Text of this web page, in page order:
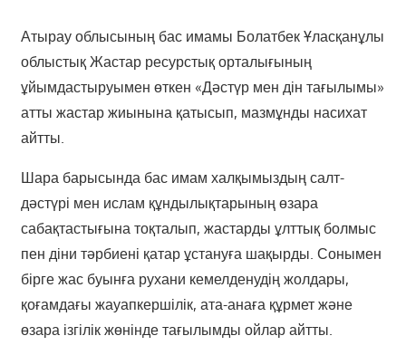
Атырау облысының бас имамы Болатбек Ұласқанұлы
облыстық Жастар ресурстық орталығының
ұйымдастыруымен өткен «Дәстүр мен дін тағылымы»
атты жастар жиынына қатысып, мазмұнды насихат
айтты.
Шара барысында бас имам халқымыздың салт-
дәстүрі мен ислам құндылықтарының өзара
сабақтастығына тоқталып, жастарды ұлттық болмыс
пен діни тәрбиені қатар ұстануға шақырды. Сонымен
бірге жас буынға рухани кемелденудің жолдары,
қоғамдағы жауапкершілік, ата-анаға құрмет және
өзара ізгілік жөнінде тағылымды ойлар айтты.